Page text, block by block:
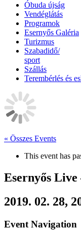
Óbuda újság
Vendéglátás
Programok
Esernyős Galéria
Turizmus
Szabadidő/
sport
Szállás
Terembérlés és
« Összes Events
This event has
Esernyős
2019. 02. 28,
Event Navigation